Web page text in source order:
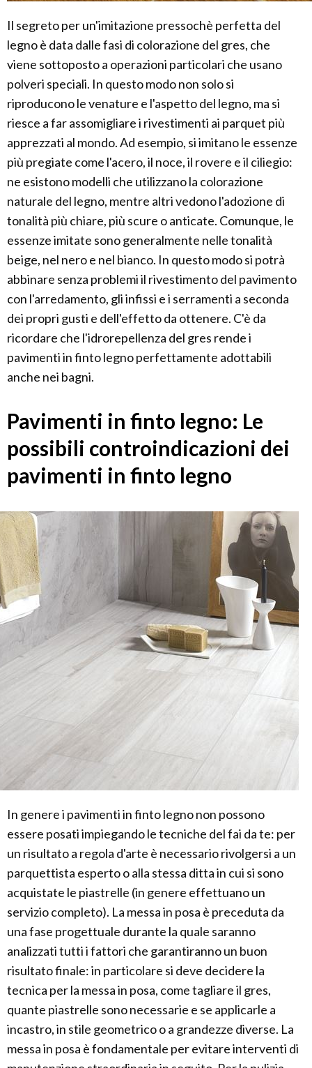
Il segreto per un'imitazione pressochè perfetta del
legno è data dalle fasi di colorazione del gres, che
viene sottoposto a operazioni particolari che usano
polveri speciali. In questo modo non solo si
riproducono le venature e l'aspetto del legno, ma si
riesce a far assomigliare i rivestimenti ai parquet più
apprezzati al mondo. Ad esempio, si imitano le essenze
più pregiate come l'acero, il noce, il rovere e il ciliegio:
ne esistono modelli che utilizzano la colorazione
naturale del legno, mentre altri vedono l'adozione di
tonalità più chiare, più scure o anticate. Comunque, le
essenze imitate sono generalmente nelle tonalità
beige, nel nero e nel bianco. In questo modo si potrà
abbinare senza problemi il rivestimento del pavimento
con l'arredamento, gli infissi e i serramenti a seconda
dei propri gusti e dell'effetto da ottenere. C'è da
ricordare che l'idrorepellenza del gres rende i
pavimenti in finto legno perfettamente adottabili
anche nei bagni.
Pavimenti in finto legno: Le
possibili controindicazioni dei
pavimenti in finto legno
In genere i pavimenti in finto legno non possono
essere posati impiegando le tecniche del fai da te: per
un risultato a regola d'arte è necessario rivolgersi a un
parquettista esperto o alla stessa ditta in cui si sono
acquistate le piastrelle (in genere effettuano un
servizio completo). La messa in posa è preceduta da
una fase progettuale durante la quale saranno
analizzati tutti i fattori che garantiranno un buon
risultato finale: in particolare si deve decidere la
tecnica per la messa in posa, come tagliare il gres,
quante piastrelle sono necessarie e se applicarle a
incastro, in stile geometrico o a grandezze diverse. La
messa in posa è fondamentale per evitare interventi di